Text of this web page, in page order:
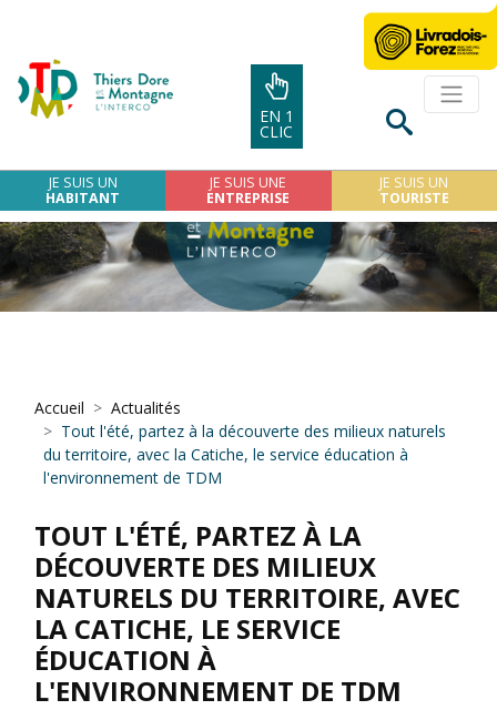
EN 1
CLIC
JE SUIS UN
HABITANT
JE SUIS UNE
ENTREPRISE
JE SUIS UN
TOURISTE
Accueil
Actualités
Tout l'été, partez à la découverte des milieux naturels
du territoire, avec la Catiche, le service éducation à
l'environnement de TDM
TOUT L'ÉTÉ, PARTEZ À LA
DÉCOUVERTE DES MILIEUX
NATURELS DU TERRITOIRE, AVEC
LA CATICHE, LE SERVICE
ÉDUCATION À
L'ENVIRONNEMENT DE TDM